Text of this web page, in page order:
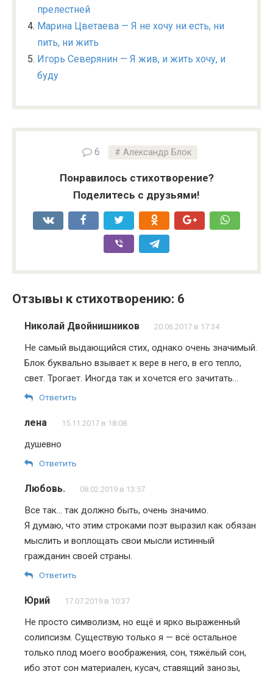
прелестней
Марина Цветаева — Я не хочу ни есть, ни
пить, ни жить
Игорь Северянин — Я жив, и жить хочу, и
буду
6 Александр Блок
Понравилось стихотворение?
Поделитесь с друзьями!
Отзывы к стихотворению: 6
Николай Двойнишников 20.06.2017 в 17:34
Не самый выдающийся стих, однако очень значимый.
Блок буквально взывает к вере в него, в его тепло,
свет. Трогает. Иногда так и хочется его зачитать…
Ответить
лена 15.11.2017 в 18:08
душевно
Ответить
Любовь. 08.02.2019 в 13:57
Все так… так должно быть, очень значимо.
Я думаю, что этим строками поэт выразил как обязан
мыслить и воплощать свои мысли истинный
гражданин своей страны.
Ответить
Юрий 17.07.2019 в 10:37
Не просто символизм, но ещё и ярко выраженный
солипсизм. Существую только я — всё остальное
только плод моего воображения, сон, тяжёлый сон,
ибо этот сон материален, кусач, ставящий занозы,